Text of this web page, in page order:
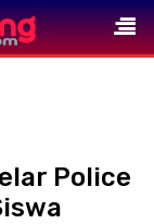
Police